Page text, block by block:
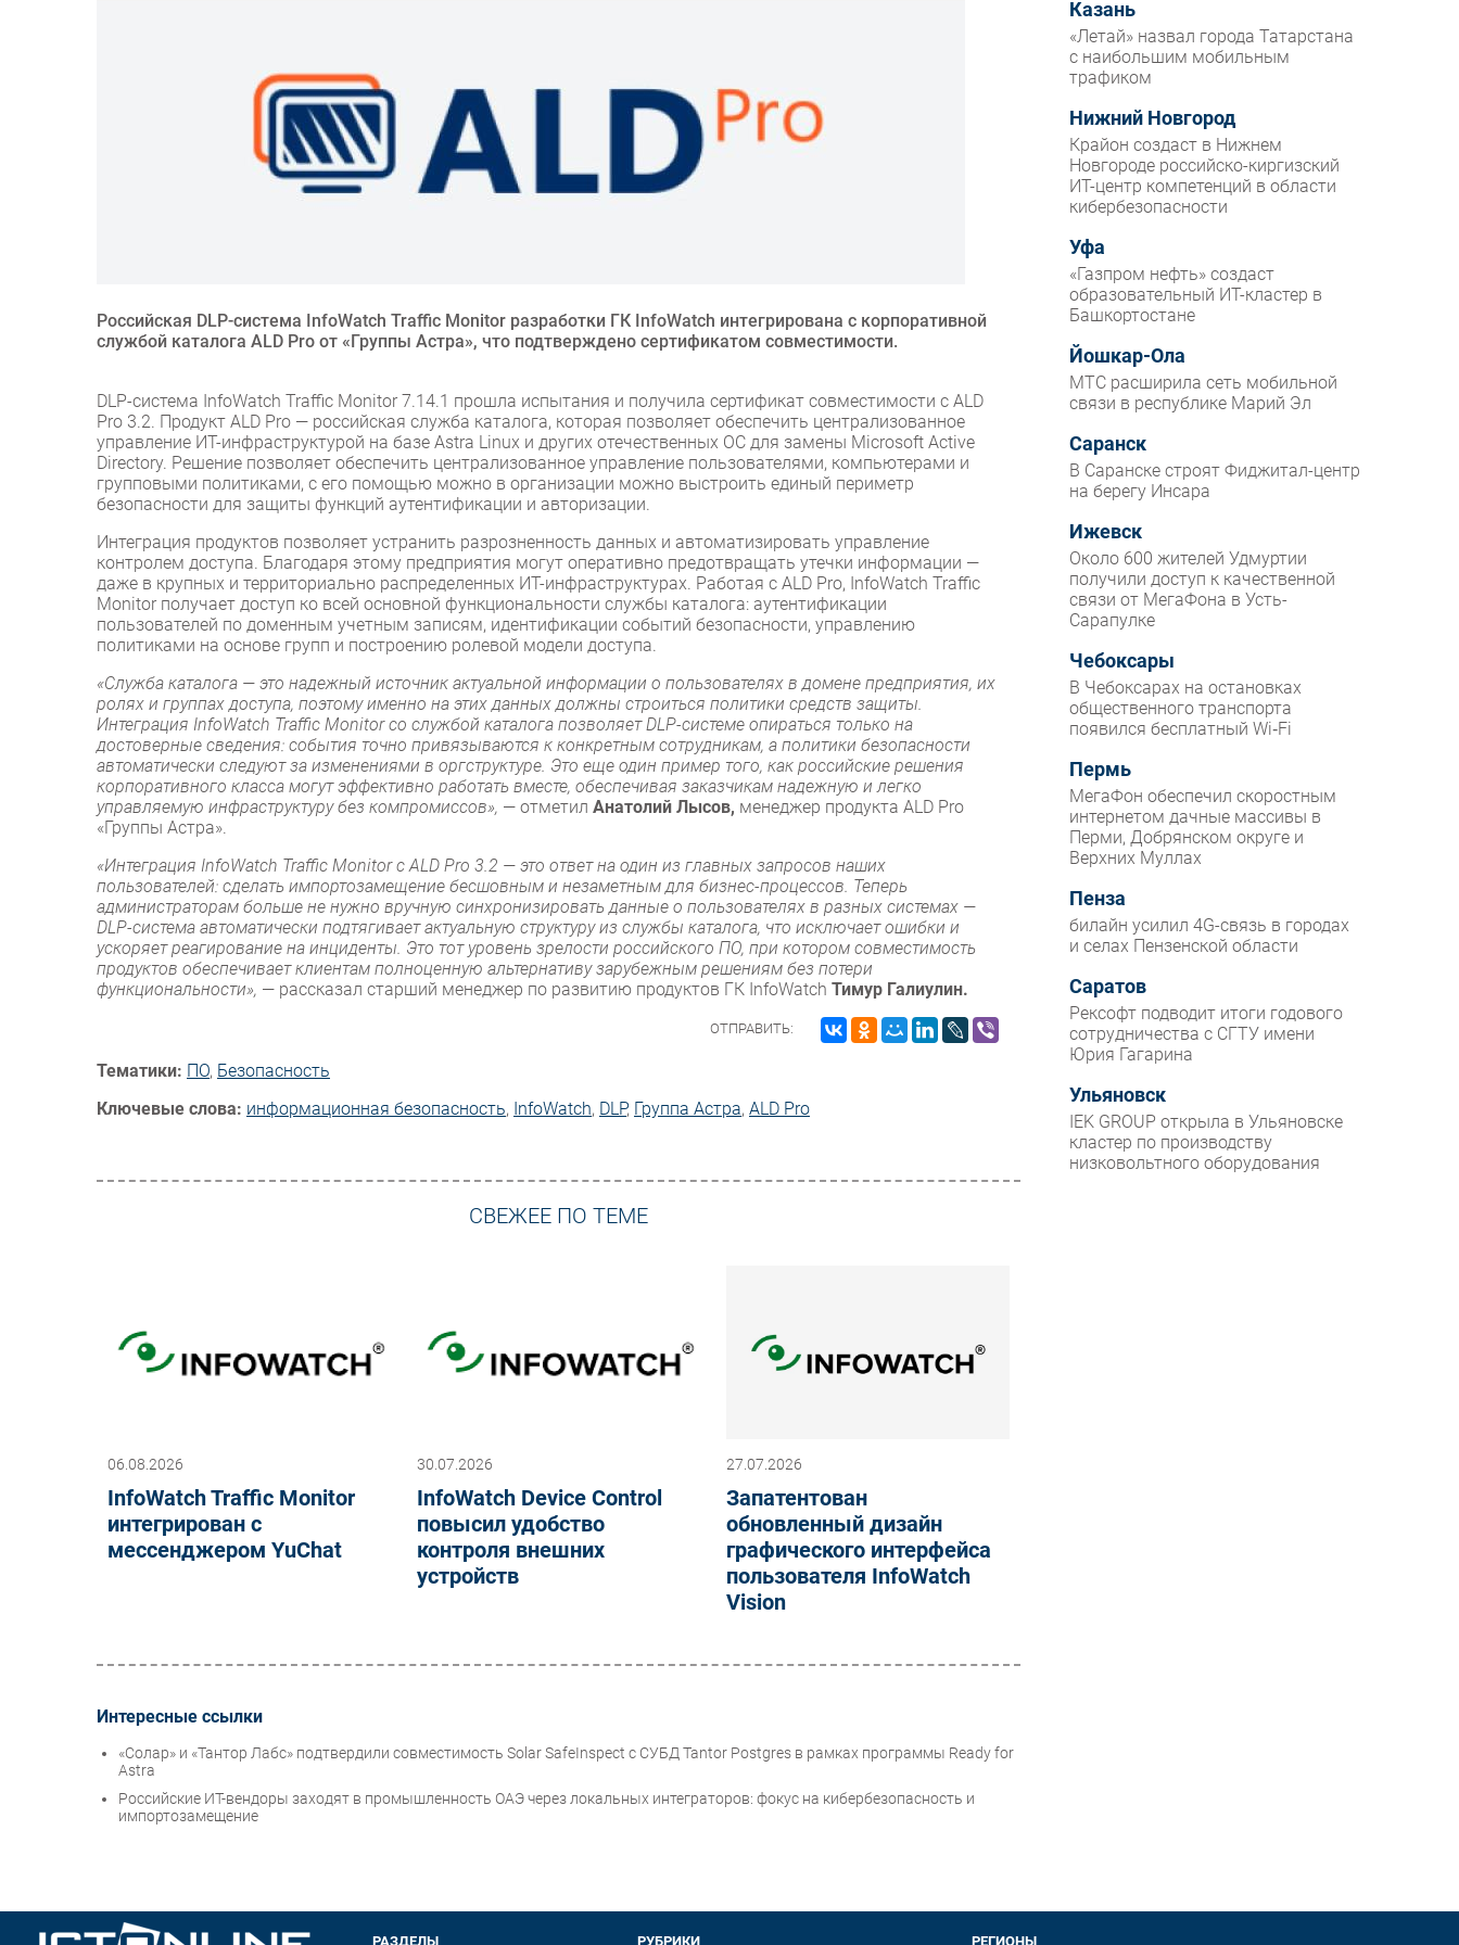
Российская DLP-система InfoWatch Traffic Monitor разработки ГК InfoWatch интегрирована с корпоративной
службой каталога ALD Pro от «Группы Астра», что подтверждено сертификатом совместимости.
DLP-система InfoWatch Traffic Monitor 7.14.1 прошла испытания и получила сертификат совместимости с ALD
Pro 3.2. Продукт ALD Pro — российская служба каталога, которая позволяет обеспечить централизованное
управление ИТ-инфраструктурой на базе Astra Linux и других отечественных ОС для замены Microsoft Active
Directory. Решение позволяет обеспечить централизованное управление пользователями, компьютерами и
групповыми политиками, с его помощью можно в организации можно выстроить единый периметр
безопасности для защиты функций аутентификации и авторизации.
Интеграция продуктов позволяет устранить разрозненность данных и автоматизировать управление
контролем доступа. Благодаря этому предприятия могут оперативно предотвращать утечки информации —
даже в крупных и территориально распределенных ИТ-инфраструктурах. Работая с ALD Pro, InfoWatch Traffic
Monitor получает доступ ко всей основной функциональности службы каталога: аутентификации
пользователей по доменным учетным записям, идентификации событий безопасности, управлению
политиками на основе групп и построению ролевой модели доступа.
«Служба каталога — это надежный источник актуальной информации о пользователях в домене предприятия, их
ролях и группах доступа, поэтому именно на этих данных должны строиться политики средств защиты.
Интеграция InfoWatch Traffic Monitor со службой каталога позволяет DLP-системе опираться только на
достоверные сведения: события точно привязываются к конкретным сотрудникам, а политики безопасности
автоматически следуют за изменениями в оргструктуре. Это еще один пример того, как российские решения
корпоративного класса могут эффективно работать вместе, обеспечивая заказчикам надежную и легко
управляемую инфраструктуру без компромиссов», — отметил Анатолий Лысов, менеджер продукта ALD Pro
«Группы Астра».
«Интеграция InfoWatch Traffic Monitor с ALD Pro 3.2 — это ответ на один из главных запросов наших
пользователей: сделать импортозамещение бесшовным и незаметным для бизнес-процессов. Теперь
администраторам больше не нужно вручную синхронизировать данные о пользователях в разных системах —
DLP-система автоматически подтягивает актуальную структуру из службы каталога, что исключает ошибки и
ускоряет реагирование на инциденты. Это тот уровень зрелости российского ПО, при котором совместимость
продуктов обеспечивает клиентам полноценную альтернативу зарубежным решениям без потери
функциональности», — рассказал старший менеджер по развитию продуктов ГК InfoWatch Тимур Галиулин.
ОТПРАВИТЬ:
Тематики: ПО, Безопасность
Ключевые слова: информационная безопасность, InfoWatch, DLP, Группа Астра, ALD Pro
СВЕЖЕЕ ПО ТЕМЕ
06.08.2026
InfoWatch Traffic Monitor
интегрирован с
мессенджером YuChat
30.07.2026
InfoWatch Device Control
повысил удобство
контроля внешних
устройств
27.07.2026
Запатентован
обновленный дизайн
графического интерфейса
пользователя InfoWatch
Vision
Интересные ссылки
«Солар» и «Тантор Лабс» подтвердили совместимость Solar SafeInspect с СУБД Tantor Postgres в рамках программы Ready for
Astra
Российские ИТ-вендоры заходят в промышленность ОАЭ через локальных интеграторов: фокус на кибербезопасность и
импортозамещение
Казань
«Летай» назвал города Татарстана
с наибольшим мобильным
трафиком
Нижний Новгород
Крайон создаст в Нижнем
Новгороде российско-киргизский
ИТ-центр компетенций в области
кибербезопасности
Уфа
«Газпром нефть» создаст
образовательный ИТ-кластер в
Башкортостане
Йошкар-Ола
МТС расширила сеть мобильной
связи в республике Марий Эл
Саранск
В Саранске строят Фиджитал-центр
на берегу Инсара
Ижевск
Около 600 жителей Удмуртии
получили доступ к качественной
связи от МегаФона в Усть-
Сарапулке
Чебоксары
В Чебоксарах на остановках
общественного транспорта
появился бесплатный Wi‑Fi
Пермь
МегаФон обеспечил скоростным
интернетом дачные массивы в
Перми, Добрянском округе и
Верхних Муллах
Пенза
билайн усилил 4G-связь в городах
и селах Пензенской области
Саратов
Рексофт подводит итоги годового
сотрудничества с СГТУ имени
Юрия Гагарина
Ульяновск
IEK GROUP открыла в Ульяновске
кластер по производству
низковольтного оборудования
РАЗДЕЛЫ РУБРИКИ РЕГИОНЫ